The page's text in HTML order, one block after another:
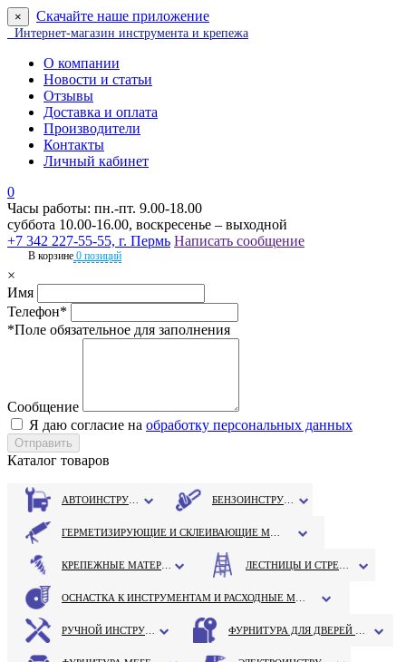
× Скачайте наше приложение
Интернет-магазин инструмента и крепежа
О компании
Новости и статьи
Отзывы
Доставка и оплата
Производители
Контакты
Личный кабинет
0
Часы работы: пн.-пт. 9.00-18.00
суббота 10.00-16.00, воскресенье – выходной
+7 342 227-55-55, г. Пермь Написать сообщение
В корзине 0 позиций
×
Имя
Телефон*
*Поле обязательное для заполнения
Сообщение
Я даю согласие на обработку персональных данных
Каталог товаров